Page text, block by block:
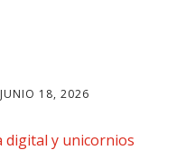
JUNIO 18, 2026